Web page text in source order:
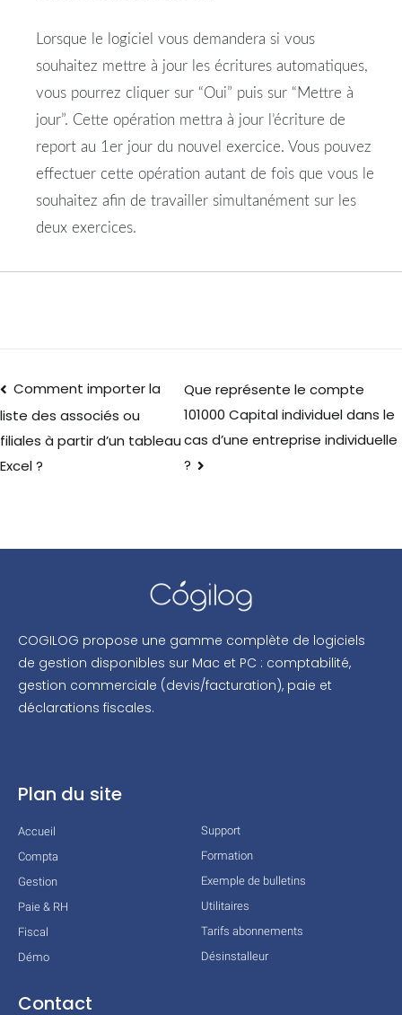
Lorsque le logiciel vous demandera si vous
souhaitez mettre à jour les écritures automatiques,
vous pourrez cliquer sur “Oui” puis sur “Mettre à
jour”. Cette opération mettra à jour l’écriture de
report au 1er jour du nouvel exercice. Vous pouvez
effectuer cette opération autant de fois que vous le
souhaitez afin de travailler simultanément sur les
deux exercices.
Comment importer la
liste des associés ou
filiales à partir d’un tableau
Excel ?
Que représente le compte
101000 Capital individuel dans le
cas d’une entreprise individuelle
?
COGILOG propose une gamme complète de logiciels
de gestion disponibles sur Mac et PC : comptabilité,
gestion commerciale (devis/facturation), paie et
déclarations fiscales.
Plan du site
Accueil
Compta
Gestion
Paie & RH
Fiscal
Démo
Support
Formation
Exemple de bulletins
Utilitaires
Tarifs abonnements
Désinstalleur
Contact